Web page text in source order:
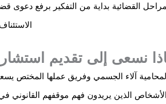
القضائية بداية من التفكير برفع دعوى
الاستئناف.
نسعى إلى تقديم
آلاء الجسمي وفريق عملها المختص
الذين يريدون فهم موقفهم